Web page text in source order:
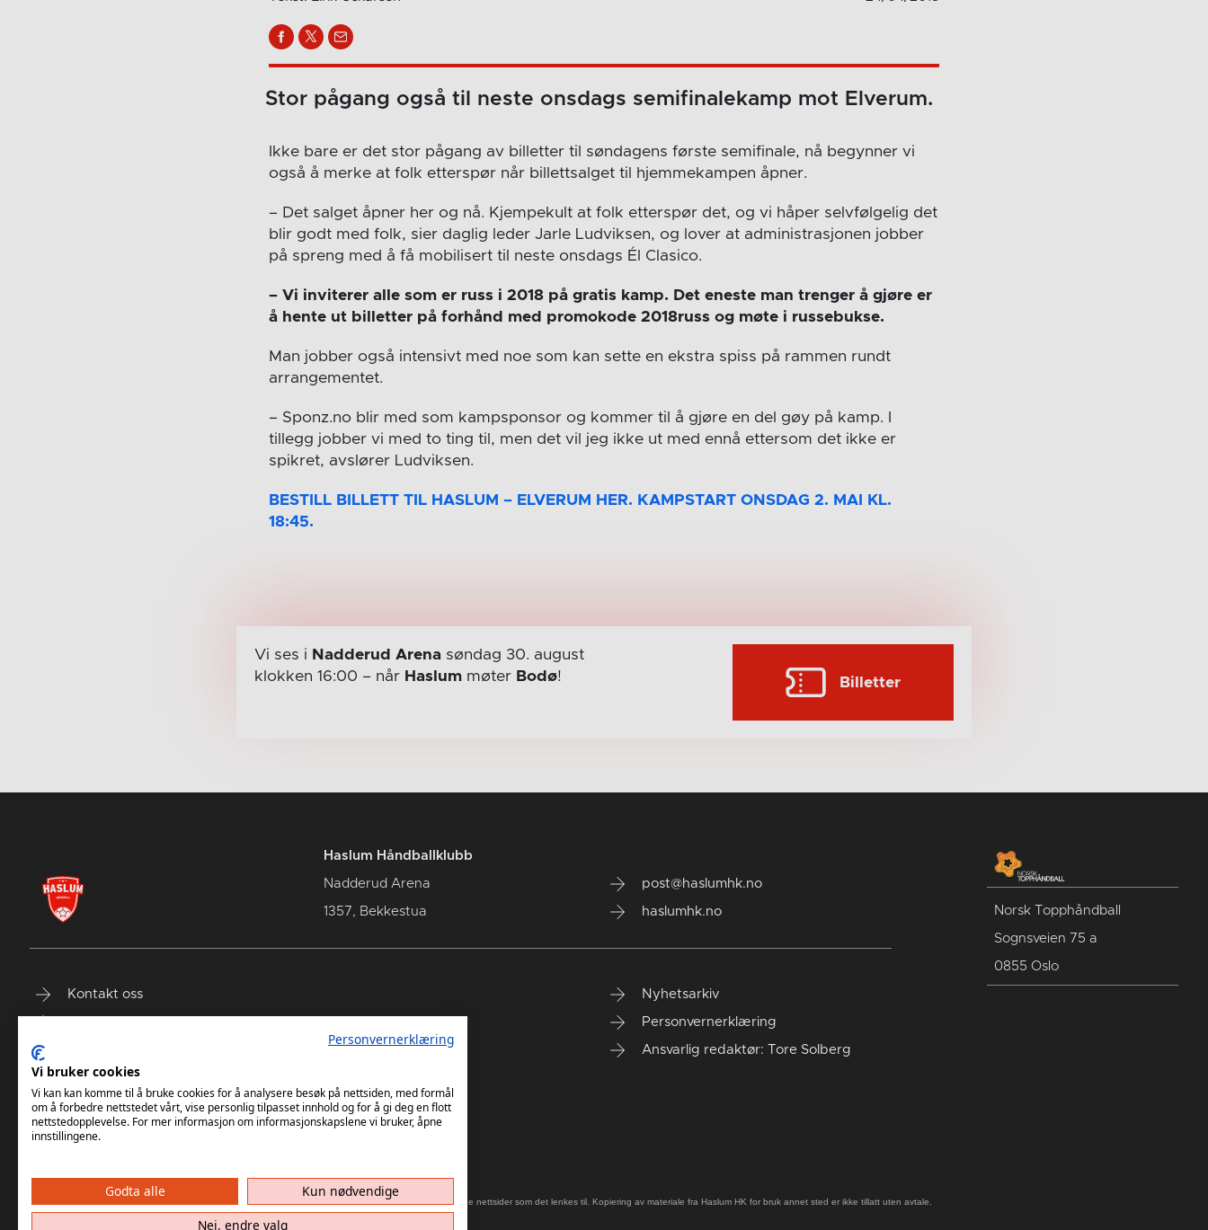
Stor pågang også til neste onsdags semifinalekamp mot Elverum.
Ikke bare er det stor pågang av billetter til søndagens første semifinale, nå begynner vi
også å merke at folk etterspør når billettsalget til hjemmekampen åpner.
– Det salget åpner her og nå. Kjempekult at folk etterspør det, og vi håper selvfølgelig det
blir godt med folk, sier daglig leder Jarle Ludviksen, og lover at administrasjonen jobber
på spreng med å få mobilisert til neste onsdags Él Clasico.
– Vi inviterer alle som er russ i 2018 på gratis kamp. Det eneste man trenger å gjøre er
å hente ut billetter på forhånd med promokode 2018russ og møte i russebukse.
Man jobber også intensivt med noe som kan sette en ekstra spiss på rammen rundt
arrangementet.
– Sponz.no blir med som kampsponsor og kommer til å gjøre en del gøy på kamp. I
tillegg jobber vi med to ting til, men det vil jeg ikke ut med ennå ettersom det ikke er
spikret, avslører Ludviksen.
BESTILL BILLETT TIL HASLUM – ELVERUM HER. KAMPSTART ONSDAG 2. MAI KL.
18:45.
Vi ses i Nadderud Arenasøndag 30. august
klokken 16:00 – når Haslummøter Bodø! Billetter
Haslum Håndballklubb
Nadderud Arena
1357, Bekkestua
post@haslumhk.no
haslumhk.no
Kontakt oss Nyhetsarkiv
Personvernerklæring
Ansvarlig redaktør: Tore Solberg
Norsk Topphåndball
Sognsveien 75 a
0855 Oslo
Haslum HK har ikke ansvar for innhold på eksterne nettsider som det lenkes til. Kopiering av materiale fra Haslum HK for bruk annet sted er ikke tillatt uten avtale.
Personvernerklæring
Vi bruker cookies
Vi kan kan komme til å bruke cookies for å analysere besøk på nettsiden, med formål
om å forbedre nettstedet vårt, vise personlig tilpasset innhold og for å gi deg en flott
nettstedopplevelse. For mer informasjon om informasjonskapslene vi bruker, åpne
innstillingene.
Godta alle
Kun nødvendige
Nei, endre valg